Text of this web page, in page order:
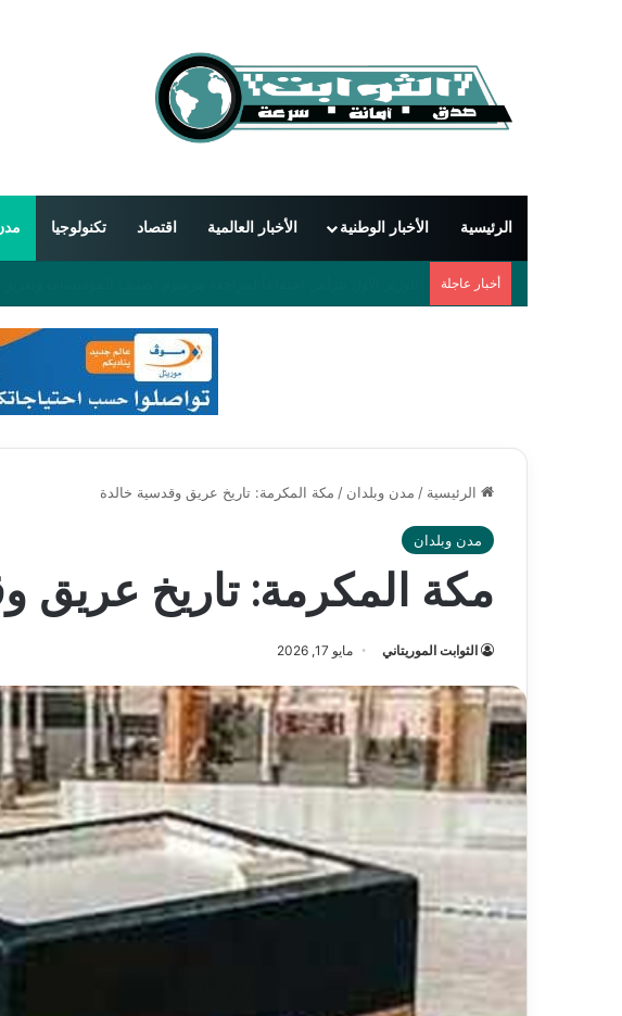
الرئيسية الأخبار الوطنية الأخبار العالمية اقتصاد تكنولوجيا
أخبار عاجلة
الرئيسية / مدن وبلدان / مكة المكرمة: تاريخ عريق وقدسية خالدة
مدن وبلدان
مكة المكرمة: تاريخ عريق
الثوابت الموريتاني مايو 17, 2026